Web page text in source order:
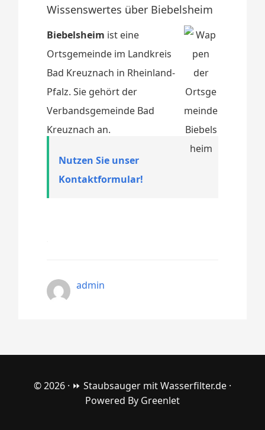
Wissenswertes über Biebelsheim
Biebelsheim ist eine
Ortsgemeinde im Landkreis
Bad Kreuznach in Rheinland-
Pfalz. Sie gehört der
Verbandsgemeinde Bad
Kreuznach an.
Nutzen Sie unser
Kontaktformular!
admin
© 2026 · ⏩ Staubsauger mit Wasserfilter.de ·
Powered By Greenlet